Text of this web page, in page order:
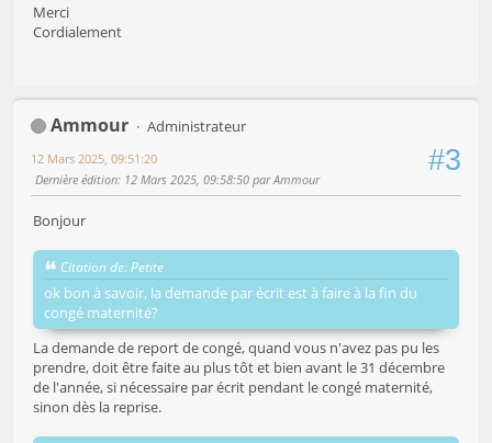
Merci
Cordialement
Ammour Administrateur
#3
12 Mars 2025, 09:51:20
Dernière édition: 12 Mars 2025, 09:58:50 par Ammour
Bonjour
Citation de: Petite
ok bon à savoir, la demande par écrit est à faire à la fin du
congé maternité?
La demande de report de congé, quand vous n'avez pas pu les
prendre, doit être faite au plus tôt et bien avant le 31 décembre
de l'année, si nécessaire par écrit pendant le congé maternité,
sinon dès la reprise.